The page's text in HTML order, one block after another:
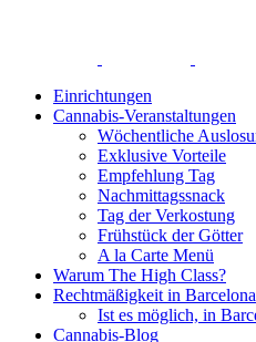
Einrichtungen
Cannabis-Veranstaltungen
Wöchentliche
Exklusive Vorteile
Empfehlung Tag
Nachmittagssnack
Tag der Verkostung
Frühstück der Götter
A la Carte Menü
Warum The High Class?
Rechtmäßigkeit in Barcelona
Ist es möglich, in
Cannabis-Blog